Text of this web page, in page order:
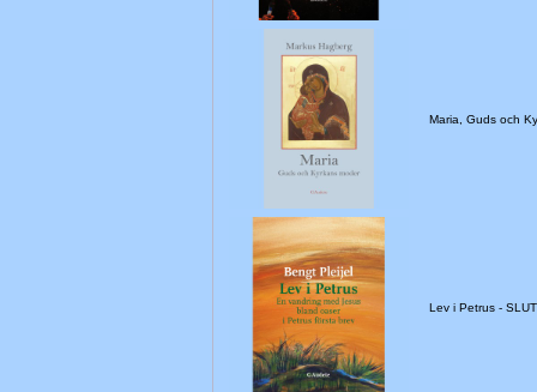
Maria, Guds och
Lev i Petrus -